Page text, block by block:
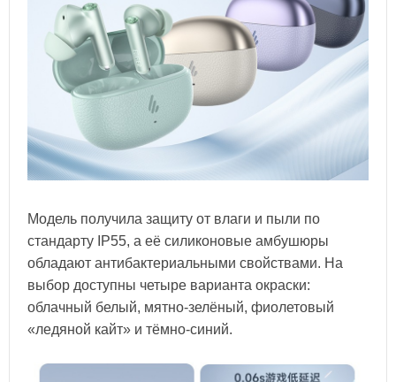
Модель получила защиту от влаги и пыли по
стандарту IP55, а её силиконовые амбушюры
обладают антибактериальными свойствами. На
выбор доступны четыре варианта окраски:
облачный белый, мятно-зелёный, фиолетовый
«ледяной кайт» и тёмно-синий.